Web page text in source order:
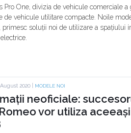
Pro One, divizia de vehicule comerciale
de vehicule utilitare compacte. Noile
primesc soluții noi de utilizare a spațiului
2020 | MODELE NOI
neoficiale:
vor utiliza